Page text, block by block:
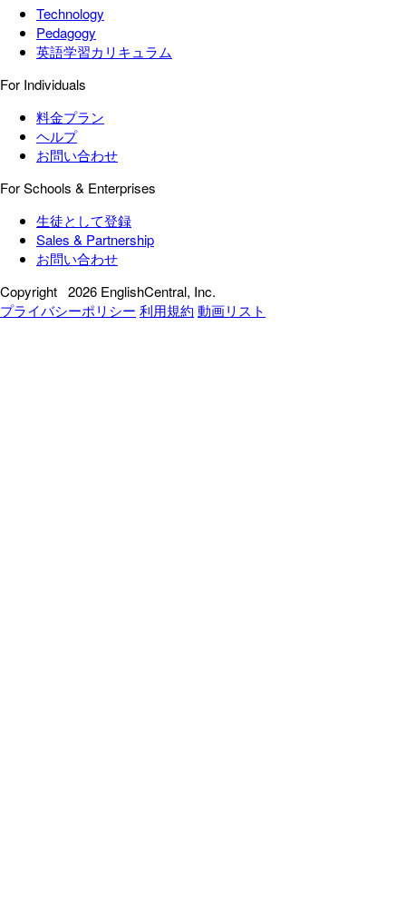
Technology
Pedagogy
英語学習カリキュラム
For Individuals
料金プラン
ヘルプ
お問い合わせ
For Schools & Enterprises
生徒として登録
Sales & Partnership
お問い合わせ
Copyright 2026 EnglishCentral, Inc.
プライバシーポリシー 利用規約 動画リスト